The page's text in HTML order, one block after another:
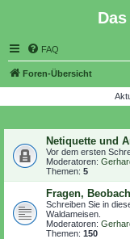
FAQ
Foren-Übersicht
Netiquette und
Vor dem ersten
Moderatoren:
Themen: 5
Fragen,
Schreiben Sie in
Waldameisen.
Moderatoren:
Themen: 150